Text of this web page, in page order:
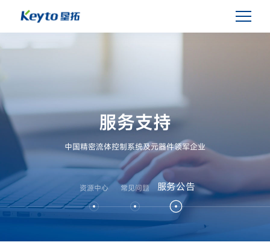
服务支持
中国精密流体控制系统及元器件领军企业
资源中心 常见问题 服务公告